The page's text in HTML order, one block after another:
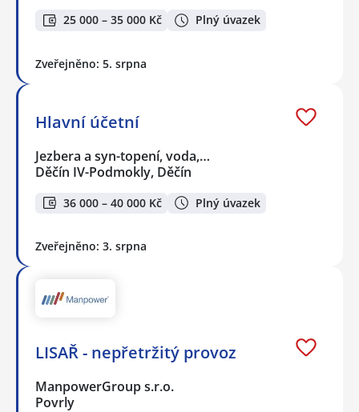
25 000 – 35 000 Kč Plný úvazek
Zveřejněno: 5. srpna
Hlavní účetní
Jezbera a syn-topení, voda,…
Děčín IV-Podmokly, Děčín
36 000 – 40 000 Kč Plný úvazek
Zveřejněno: 3. srpna
LISAŘ - nepřetržitý provoz
ManpowerGroup s.r.o.
Povrly